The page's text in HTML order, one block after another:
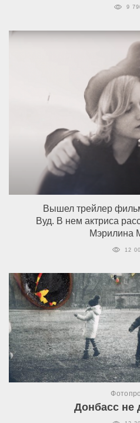
9
Вышел трейлер
Вуд. В нем актриса
Мэрилина
12
Донбасс не